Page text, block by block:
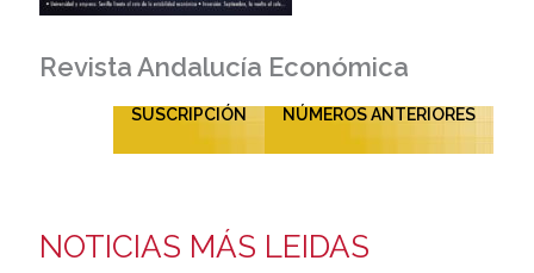
Revista Andalucía Económica
SUSCRIPCIÓN NÚMEROS ANTERIORES
NOTICIAS MÁS LEIDAS